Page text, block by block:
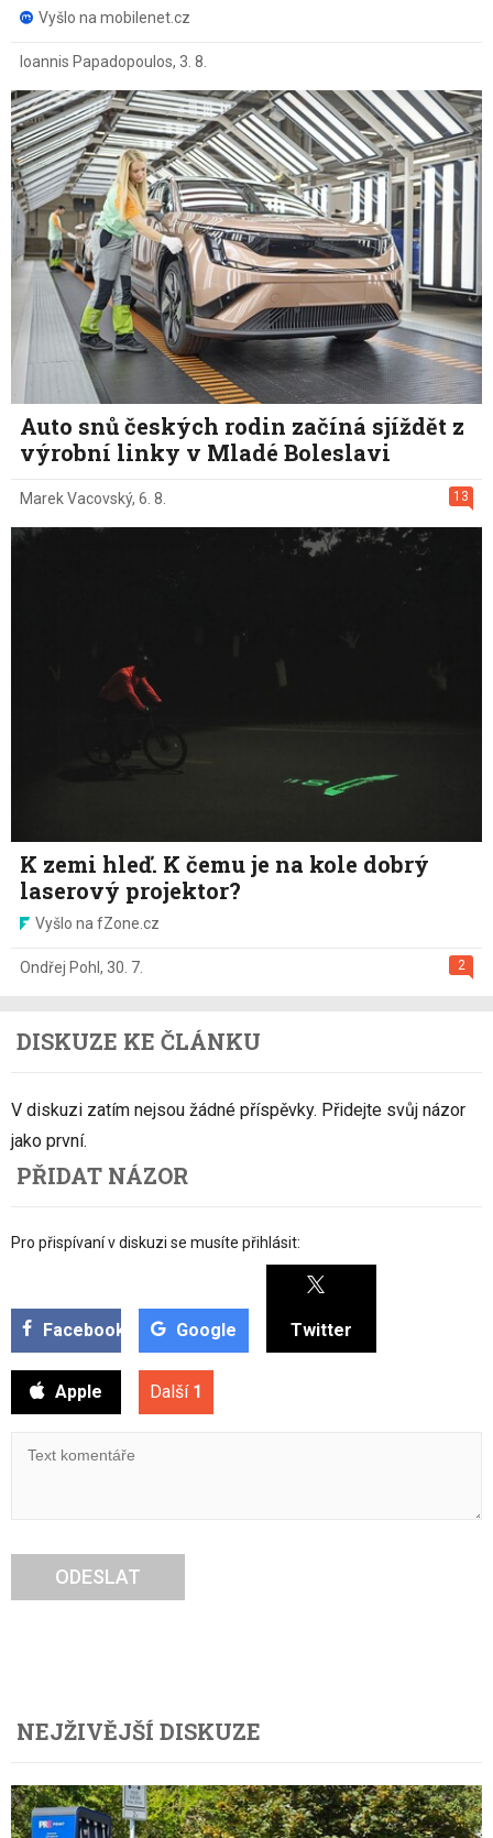
Vyšlo na mobilenet.cz
Ioannis Papadopoulos, 3. 8.
Auto snů českých rodin začíná sjíždět z
výrobní linky v Mladé Boleslavi
13
Marek Vacovský, 6. 8.
K zemi hleď. K čemu je na kole dobrý
laserový projektor?
Vyšlo na fZone.cz
2
Ondřej Pohl, 30. 7.
DISKUZE KE ČLÁNKU
V diskuzi zatím nejsou žádné příspěvky. Přidejte svůj názor
jako první.
PŘIDAT NÁZOR
Pro přispívaní v diskuzi se musíte přihlásit:
Facebook Google Twitter
Apple Další 1
ODESLAT
NEJŽIVĚJŠÍ DISKUZE